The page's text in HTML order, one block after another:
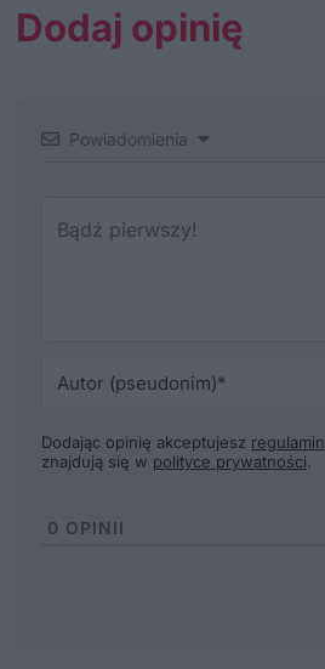
Dodaj opinię
Powiadomienia
Dodając opinię akceptujesz regulamin
znajdują się w polityce prywatności.
0 OPINII